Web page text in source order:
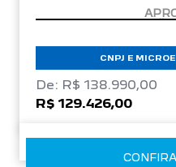
CNPJ E
De: R$ 138.990,00
R$ 129.426,00